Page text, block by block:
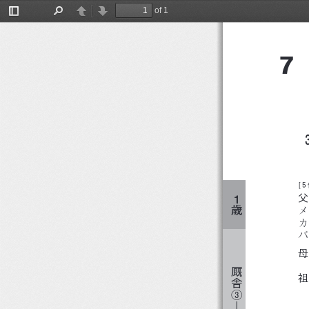
Toggle
PreviousNext
of 1
7
１
歳
厩
舎
③
[５
父
母